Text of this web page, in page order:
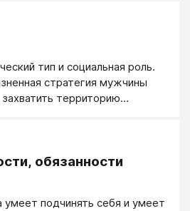
тип и социальная роль.
стратегия мужчины
территорию
обязанности
подчинять себя и умеет